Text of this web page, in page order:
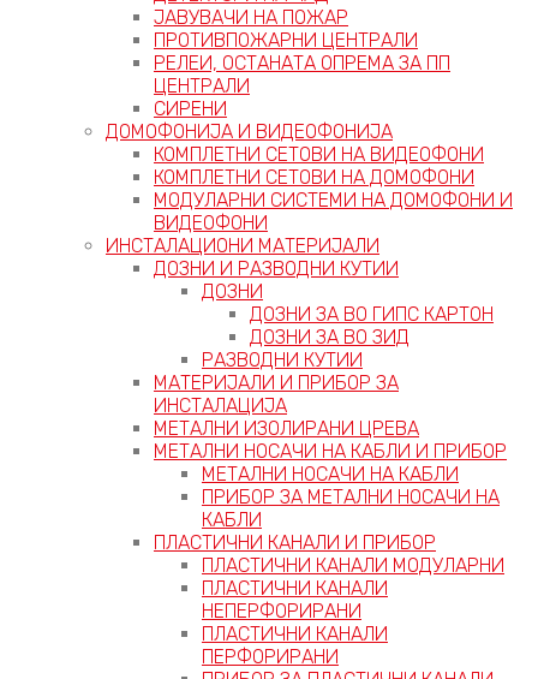
ЈАВУВАЧИ НА ПОЖАР
ПРОТИВПОЖАРНИ ЦЕНТРАЛИ
РЕЛЕИ, ОСТАНАТА ОПРЕМА ЗА ПП
ЦЕНТРАЛИ
СИРЕНИ
ДОМОФОНИЈА И ВИДЕОФОНИЈА
КОМПЛЕТНИ СЕТОВИ НА ВИДЕОФОНИ
КОМПЛЕТНИ СЕТОВИ НА ДОМОФОНИ
МОДУЛАРНИ СИСТЕМИ НА ДОМОФОНИ И
ВИДЕОФОНИ
ИНСТАЛАЦИОНИ МАТЕРИЈАЛИ
ДОЗНИ И РАЗВОДНИ КУТИИ
ДОЗНИ
ДОЗНИ ЗА ВО ГИПС КАРТОН
ДОЗНИ ЗА ВО ЗИД
РАЗВОДНИ КУТИИ
МАТЕРИЈАЛИ И ПРИБОР ЗА
ИНСТАЛАЦИЈА
МЕТАЛНИ ИЗОЛИРАНИ ЦРЕВА
МЕТАЛНИ НОСАЧИ НА КАБЛИ И ПРИБОР
МЕТАЛНИ НОСАЧИ НА КАБЛИ
ПРИБОР ЗА МЕТАЛНИ НОСАЧИ НА
КАБЛИ
ПЛАСТИЧНИ КАНАЛИ И ПРИБОР
ПЛАСТИЧНИ КАНАЛИ МОДУЛАРНИ
ПЛАСТИЧНИ КАНАЛИ
НЕПЕРФОРИРАНИ
ПЛАСТИЧНИ КАНАЛИ
ПЕРФОРИРАНИ